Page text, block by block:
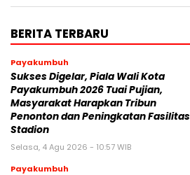
BERITA TERBARU
Payakumbuh
Sukses Digelar, Piala Wali Kota
Payakumbuh 2026 Tuai Pujian,
Masyarakat Harapkan Tribun
Penonton dan Peningkatan Fasilitas
Stadion
Selasa, 4 Agu 2026 - 10:57 WIB
Payakumbuh